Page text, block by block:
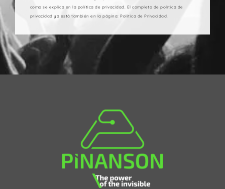
como se explica en la política de privacidad. El completo de política de
privacidad ya está también en la página: Política de Privacidad.